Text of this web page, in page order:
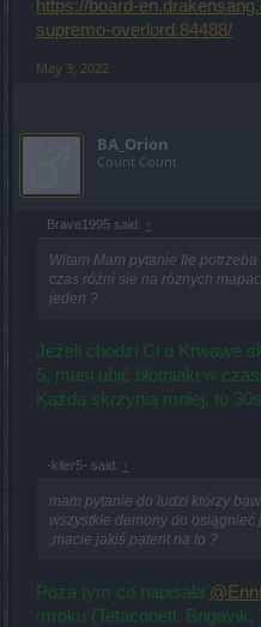
https://board-
supremo-overlord.84488/
May 3, 2022
BA_Orion
Count Count
Brave1995 said: ↑
Witam Mam pytanie Ile
czas różni sie na róznych
jeden ?
Jeżeli chodzi Ci o Krwawe
5, musi ubić błotniaki w
Każda skrzynia mniej, to
-kiler5- said: ↑
mam pytanie do ludzi którzy
wszystkie demony do
,macie jakiś patent na to ?
Poza tym co napisała
mroku (Tetaconetl,